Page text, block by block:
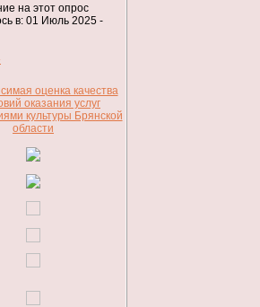
на этот опрос
в: 01 Июль 2025 -